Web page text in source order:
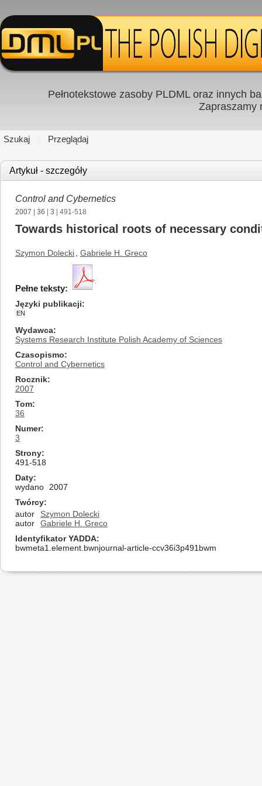
Pełnotekstowe zasoby PLDML oraz innych
Zapraszamy
Szukaj Przeglądaj
Artykuł - szczegóły
Control and Cybernetics
2007 36 3 | 491-518
Towards historical roots of necessary
Szymon Dolecki Gabriele H. Greco
Pełne teksty:
Języki publikacji
EN
Wydawca
Systems Research Institute Polish Academy of Sciences
Czasopismo
Control and Cybernetics
Rocznik
2007
Tom
36
Numer
3
Strony
491-518
Daty
wydano
2007
Twórcy
autor
Szymon Dolecki
autor
Gabriele H. Greco
Identyfikator YADDA
bwmeta1.element.bwnjournal-article-ccv36i3p491bwm